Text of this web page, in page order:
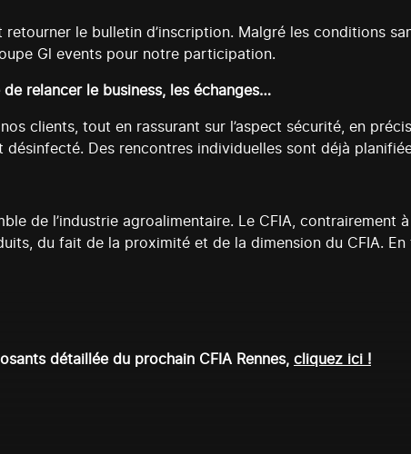
le bulletin d’inscription. Malgré les conditions
Gl events pour notre participation.
relancer le business, les échanges…
clients, tout en rassurant sur l’aspect sécurité, en
Des rencontres individuelles sont déjà
de l’industrie agroalimentaire. Le CFIA, contrairement
du fait de la proximité et de la dimension du CFIA.
détaillée du prochain CFIA Rennes, cliquez ici !